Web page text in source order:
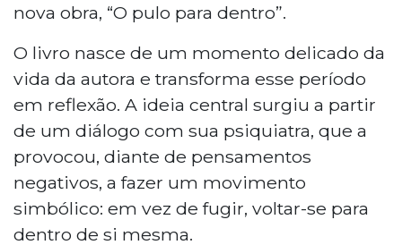
nova obra, “O pulo para dentro”.
O livro nasce de um momento delicado da
vida da autora e transforma esse período
em reflexão. A ideia central surgiu a partir
de um diálogo com sua psiquiatra, que a
provocou, diante de pensamentos
negativos, a fazer um movimento
simbólico: em vez de fugir, voltar-se para
dentro de si mesma.